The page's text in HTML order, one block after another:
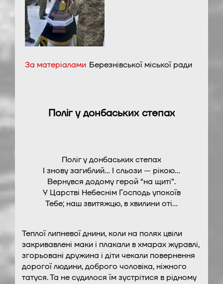
За матеріалами Березнівської міської ради
Поліг у донбаських степах
Поліг у донбаських степах
І знову загиблий… І сльози — рікою…
Вернувся додому герой “на щиті”.
У Царстві Небеснім Господь упокоїв
Тебе; наш звитяжцю, в хвилини оті…
Теплої липневої днини, коли на полях цвіли
закривавлені маки і плакали в хмарах журавлі,
згорьовані дружина і діти чекали повернення
дорогої людини, доброго чоловіка, ніжного
татуся. Та не судилося їм зустрітися в рідному